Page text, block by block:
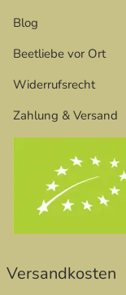
Blog
Beetliebe vor Ort
Widerrufsrecht
Zahlung & Versand
Versandkosten